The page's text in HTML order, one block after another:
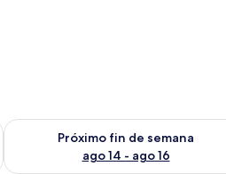
semana ago 7 - ago 9
Próximo fin de semana
ago 14 - ago 16
Consulta la disponibilidad para el